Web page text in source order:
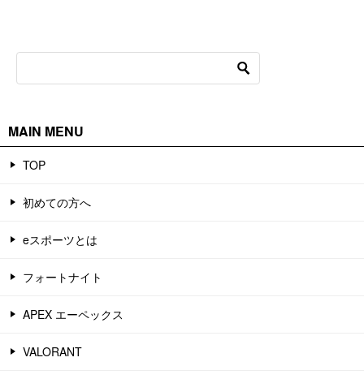
MAIN MENU
TOP
初めての方へ
eスポーツとは
フォートナイト
APEX エーペックス
VALORANT